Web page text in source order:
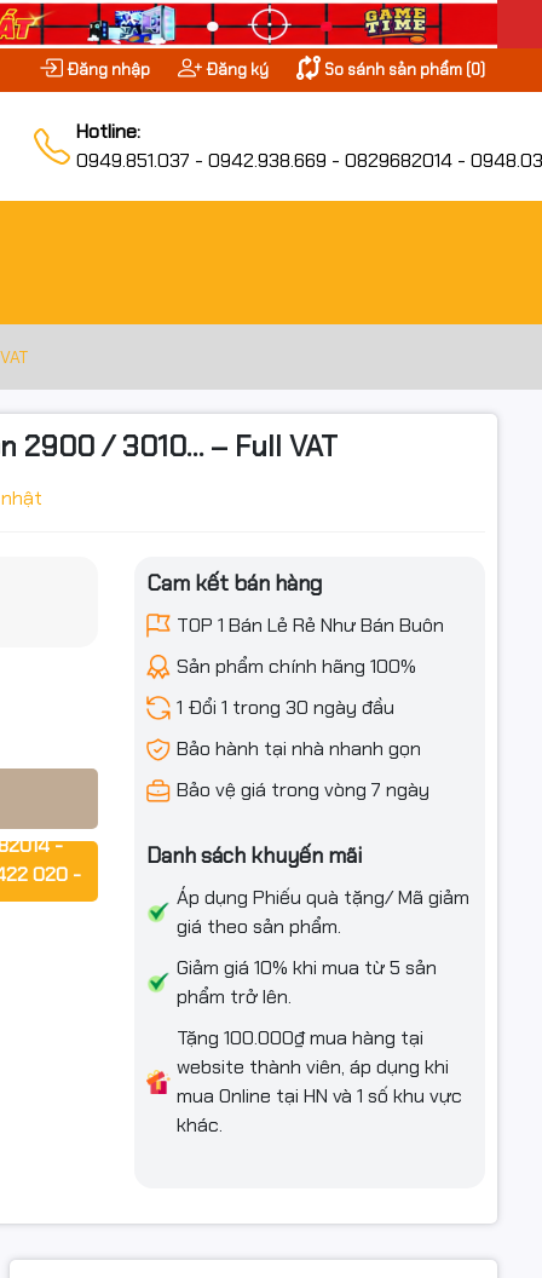
Đăng nhập Đăng ký So sánh sản phẩm (0)
Hotline:
0949.851.037 - 0942.938.669 - 0829682014 -
2900 / 3010… – Full VAT
-
020 -
Cam kết bán hàng
TOP 1 Bán Lẻ Rẻ Như Bán Buôn
Sản phẩm chính hãng 100%
1 Đổi 1 trong 30 ngày đầu
Bảo hành tại nhà nhanh gọn
Bảo vệ giá trong vòng 7 ngày
Danh sách khuyến mãi
Áp dụng Phiếu quà tặng/ Mã giảm
giá theo sản phẩm.
Giảm giá 10% khi mua từ 5 sản
phẩm trở lên.
Tặng 100.000₫ mua hàng tại
website thành viên, áp dụng khi
mua Online tại HN và 1 số khu vực
khác.